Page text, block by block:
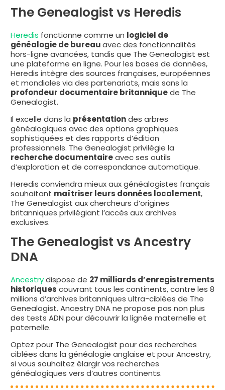
The Genealogist vs Heredis
Heredis fonctionne comme un logiciel de
généalogie de bureauavec des fonctionnalités
hors-ligne avancées, tandis que The Genealogist est
une plateforme en ligne. Pour les bases de données,
Heredis intègre des sources françaises, européennes
et mondiales via des partenariats, mais sans la
profondeur documentaire britanniquede The
Genealogist.
Il excelle dans la présentationdes arbres
généalogiques avec des options graphiques
sophistiquées et des rapports d’édition
professionnels. The Genealogist privilégie la
recherche documentaireavec ses outils
d’exploration et de correspondance automatique.
Heredis conviendra mieux aux généalogistes français
souhaitant maîtriser leurs données localement,
The Genealogist aux chercheurs d’origines
britanniques privilégiant l’accès aux archives
exclusives.
The Genealogist vs Ancestry
DNA
Ancestrydispose de 27 milliards d’enregistrements
historiques couvrant tous les continents, contre les 8
millions d’archives britanniques ultra-ciblées de The
Genealogist. Ancestry DNA ne propose pas non plus
des tests ADN pour découvrir la lignée maternelle et
paternelle.
Optez pour The Genealogist pour des recherches
ciblées dans la généalogie anglaise et pour Ancestry,
si vous souhaitez élargir vos recherches
généalogiques vers d’autres continents.